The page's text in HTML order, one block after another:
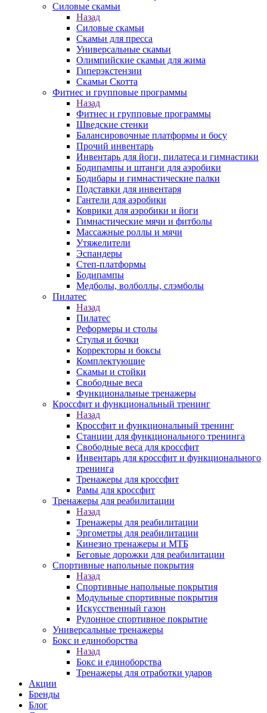
Силовые скамьи
Назад
Силовые скамьи
Скамьи для пресса
Универсальные скамьи
Олимпийские скамьи для жима
Гиперэкстензии
Скамьи Скотта
Фитнес и групповые программы
Назад
Фитнес и групповые программы
Шведские стенки
Балансировочные платформы и босу
Прочий инвентарь
Инвентарь для йоги, пилатеса и гимнастики
Бодипампы и штанги для аэробики
Бодибары и гимнастические палки
Подставки для инвентаря
Гантели для аэробики
Коврики для аэробики и йоги
Гимнастические мячи и фитболы
Массажные роллы и мячи
Утяжелители
Эспандеры
Степ-платформы
Бодипампы
Медболы, волболлы, слэмболы
Пилатес
Назад
Пилатес
Реформеры и столы
Стулья и бочки
Корректоры и боксы
Комплектующие
Скамьи и стойки
Свободные веса
Функциональные тренажеры
Кроссфит и функциональный тренинг
Назад
Кроссфит и функциональный тренинг
Станции для функционального тренинга
Свободные веса для кроссфит
Инвентарь для кроссфит и функционального
тренинга
Тренажеры для кроссфит
Рамы для кроссфит
Тренажеры для реабилитации
Назад
Тренажеры для реабилитации
Эргометры для реабилитации
Кинезио тренажеры и МТБ
Беговые дорожки для реабилитации
Спортивные напольные покрытия
Назад
Спортивные напольные покрытия
Модульные спортивные покрытия
Искусственный газон
Рулонное спортивное покрытие
Универсальные тренажеры
Бокс и единоборства
Назад
Бокс и единоборства
Тренажеры для отработки ударов
Акции
Бренды
Блог